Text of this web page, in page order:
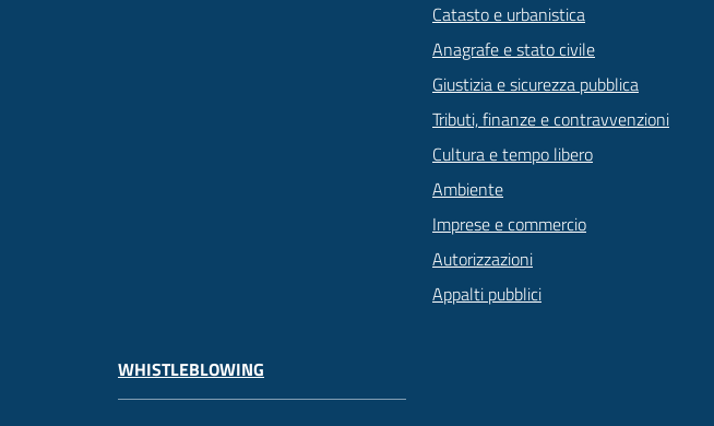
Catasto e urbanistica
Anagrafe e stato civile
Giustizia e sicurezza pubblica
Tributi, finanze e contravvenzioni
Cultura e tempo libero
Ambiente
Imprese e commercio
Autorizzazioni
Appalti pubblici
WHISTLEBLOWING